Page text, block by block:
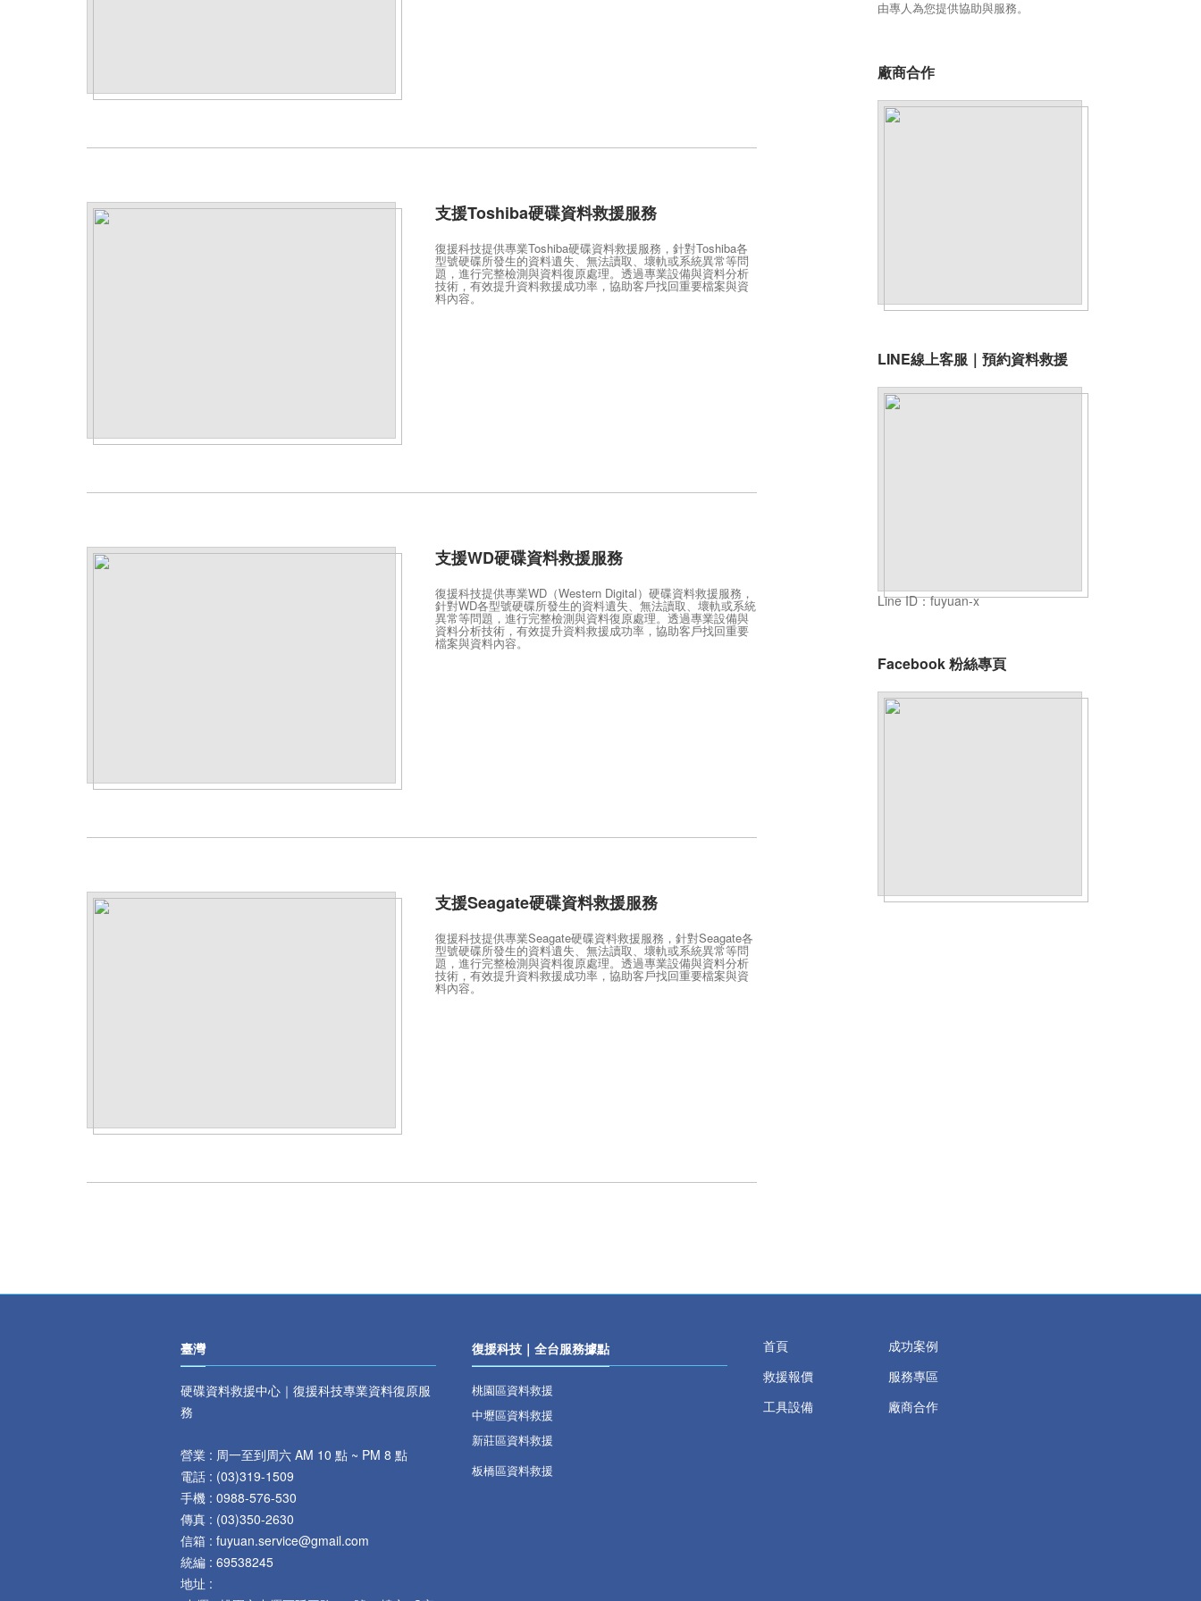
由專人為您提供協助與服務。
廠商合作
LINE線上客服｜預約資料救援
Line ID：fuyuan-x
Facebook 粉絲專頁
支援Toshiba硬碟資料救援服務
復援科技提供專業Toshiba硬碟資料救援服務，針對Toshiba各
型號硬碟所發生的資料遺失、無法讀取、壞軌或系統異常等問
題，進行完整檢測與資料復原處理。透過專業設備與資料分析
技術，有效提升資料救援成功率，協助客戶找回重要檔案與資
料內容。
支援WD硬碟資料救援服務
復援科技提供專業WD（Western Digital）硬碟資料救援服務，
針對WD各型號硬碟所發生的資料遺失、無法讀取、壞軌或系統
異常等問題，進行完整檢測與資料復原處理。透過專業設備與
資料分析技術，有效提升資料救援成功率，協助客戶找回重要
檔案與資料內容。
支援Seagate硬碟資料救援服務
復援科技提供專業Seagate硬碟資料救援服務，針對Seagate各
型號硬碟所發生的資料遺失、無法讀取、壞軌或系統異常等問
題，進行完整檢測與資料復原處理。透過專業設備與資料分析
技術，有效提升資料救援成功率，協助客戶找回重要檔案與資
料內容。
臺灣
硬碟資料救援中心｜復援科技專業資料復原服
務
營業 : 周一至到周六 AM 10 點 ~ PM 8 點
電話 : (03)319-1509
手機 : 0988-576-530
傳真 : (03)350-2630
信箱 : fuyuan.service@gmail.com
統編 : 69538245
地址 :
復援科技｜全台服務據點
桃園區資料救援
中壢區資料救援
新莊區資料救援
板橋區資料救援
首頁
成功案例
救援報價
服務專區
工具設備
廠商合作